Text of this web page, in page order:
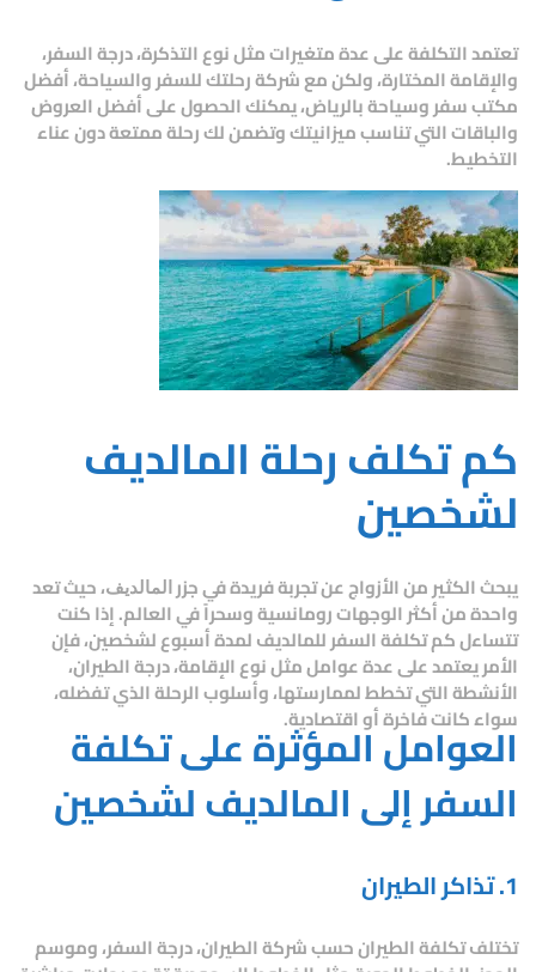
تعتمد التكلفة على عدة متغيرات مثل نوع التذكرة، درجة السفر،
والإقامة المختارة، ولكن معشركة رحلتك للسفر والسياحة، أفضل
مكتب سفر وسياحة بالرياض، يمكنك الحصول على أفضل العروض
والباقات التي تناسب ميزانيتك وتضمن لك رحلة ممتعة دون عناء
التخطيط.
كم تكلف رحلة المالديف
لشخصين
يبحث الكثير من الأزواج عن تجربة فريدة في جزر المالديف، حيث تعد
واحدة من أكثر الوجهات رومانسية وسحراً في العالم. إذا كنت
تتساءلكم تكلفة السفر للمالديف لمدة أسبوعلشخصين، فإن
الأمر يعتمد على عدة عوامل مثل نوع الإقامة، درجة الطيران،
الأنشطة التي تخطط لممارستها، وأسلوب الرحلة الذي تفضله،
سواء كانت فاخرة أو اقتصادية.
العوامل المؤثرة على تكلفة
السفر إلى المالديف لشخصين
1. تذاكر الطيران
تختلف تكلفة الطيران حسب شركة الطيران، درجة السفر، وموسم